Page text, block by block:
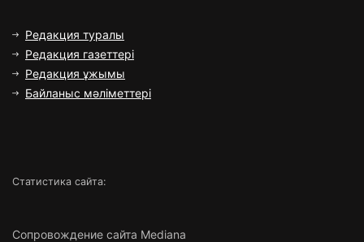
Редакция туралы
Редакция газеттері
Редакция ұжымы
Байланыс мәліметтері
Статистика сайта:
Сопровождение сайта Mediana